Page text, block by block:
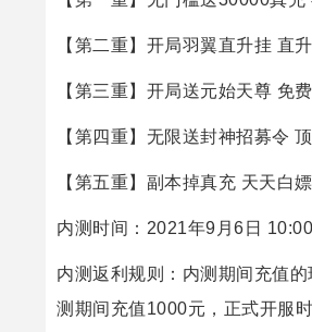
【第二重】开局羽翼直升挂 直
【第三重】开局送元始天尊 免
【第四重】无限送封神招募令
【第五重】副本掉真充 天天白
内测时间：2021年9月6日
内测返利规则：内测期间充值
测期间充值1000元，正式开服